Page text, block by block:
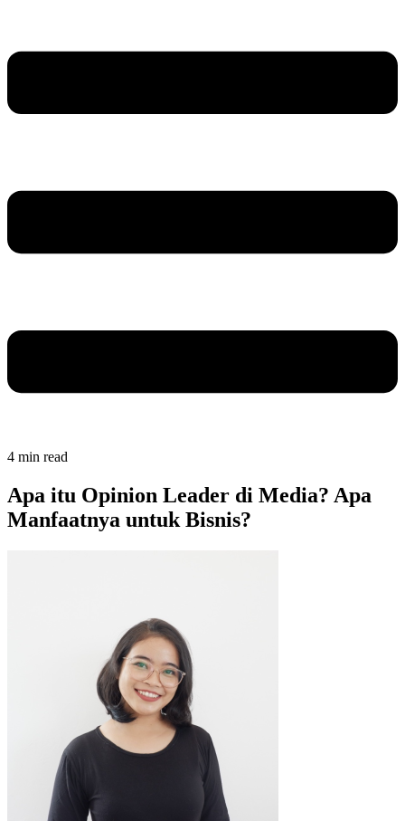
4 min read
Apa itu Opinion Leader di Media? Apa
Manfaatnya untuk Bisnis?